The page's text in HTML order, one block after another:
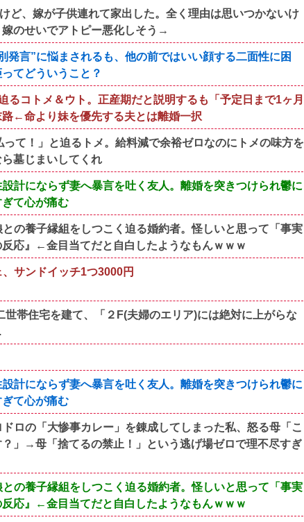
ど、嫁が子供連れて家出した。全く理由は思いつかないけ
のせいでアトピー悪化しそう→
発言”に悩まされるも、他の前ではいい顔する二面性に困
てどういうこと？
るコトメ＆ウト。正産期だと説明するも「予定日まで1ヶ月
←命より妹を優先する夫とは離婚一択
て！」と迫るトメ。給料減で余裕ゼロなのにトメの味方を
墓じまいしてくれ
計にならず妻へ暴言を吐く友人。離婚を突きつけられ鬱に
て心が痛む
の養子縁組をしつこく迫る婚約者。怪しいと思って「事実
応』←金目当てだと自白したようなもんｗｗｗ
サンドイッチ1つ3000円
帯住宅を建て、「２F(夫婦のエリア)には絶対に上がらな
計にならず妻へ暴言を吐く友人。離婚を突きつけられ鬱に
て心が痛む
ロの「大惨事カレー」を錬成してしまった私、怒る母「こ
」→母「捨てるの禁止！」という逃げ場ゼロで理不尽すぎ
の養子縁組をしつこく迫る婚約者。怪しいと思って「事実
応』←金目当てだと自白したようなもんｗｗｗ